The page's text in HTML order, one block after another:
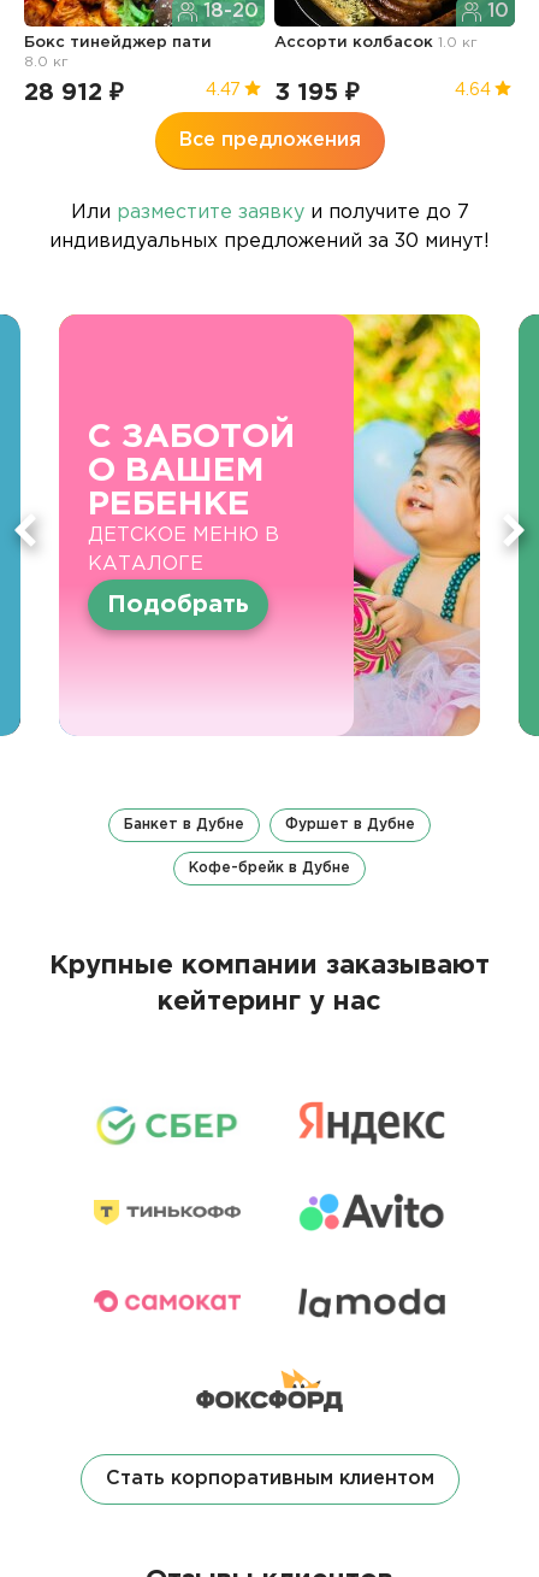
18-20
Бокс тинейджер пати
8.0 кг
28 912 ₽ 4.47
10
Ассорти колбасок1.0 кг
3 195 ₽ 4.64
Все предложения
Или разместите заявкуи получите до 7
индивидуальных предложений за 30 минут!
С ЗАБОТОЙ
О ВАШЕМ
РЕБЕНКЕ
ДЕТСКОЕ МЕНЮ В
КАТАЛОГЕ
Подобрать
Банкет в Дубне Фуршет в Дубне
Кофе-брейк в Дубне
Крупные компании заказывают
кейтеринг у нас
Стать корпоративным клиентом